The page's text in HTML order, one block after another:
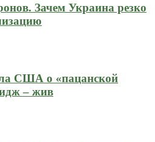
Зачем Украина резко
США о «пацанской
– жив